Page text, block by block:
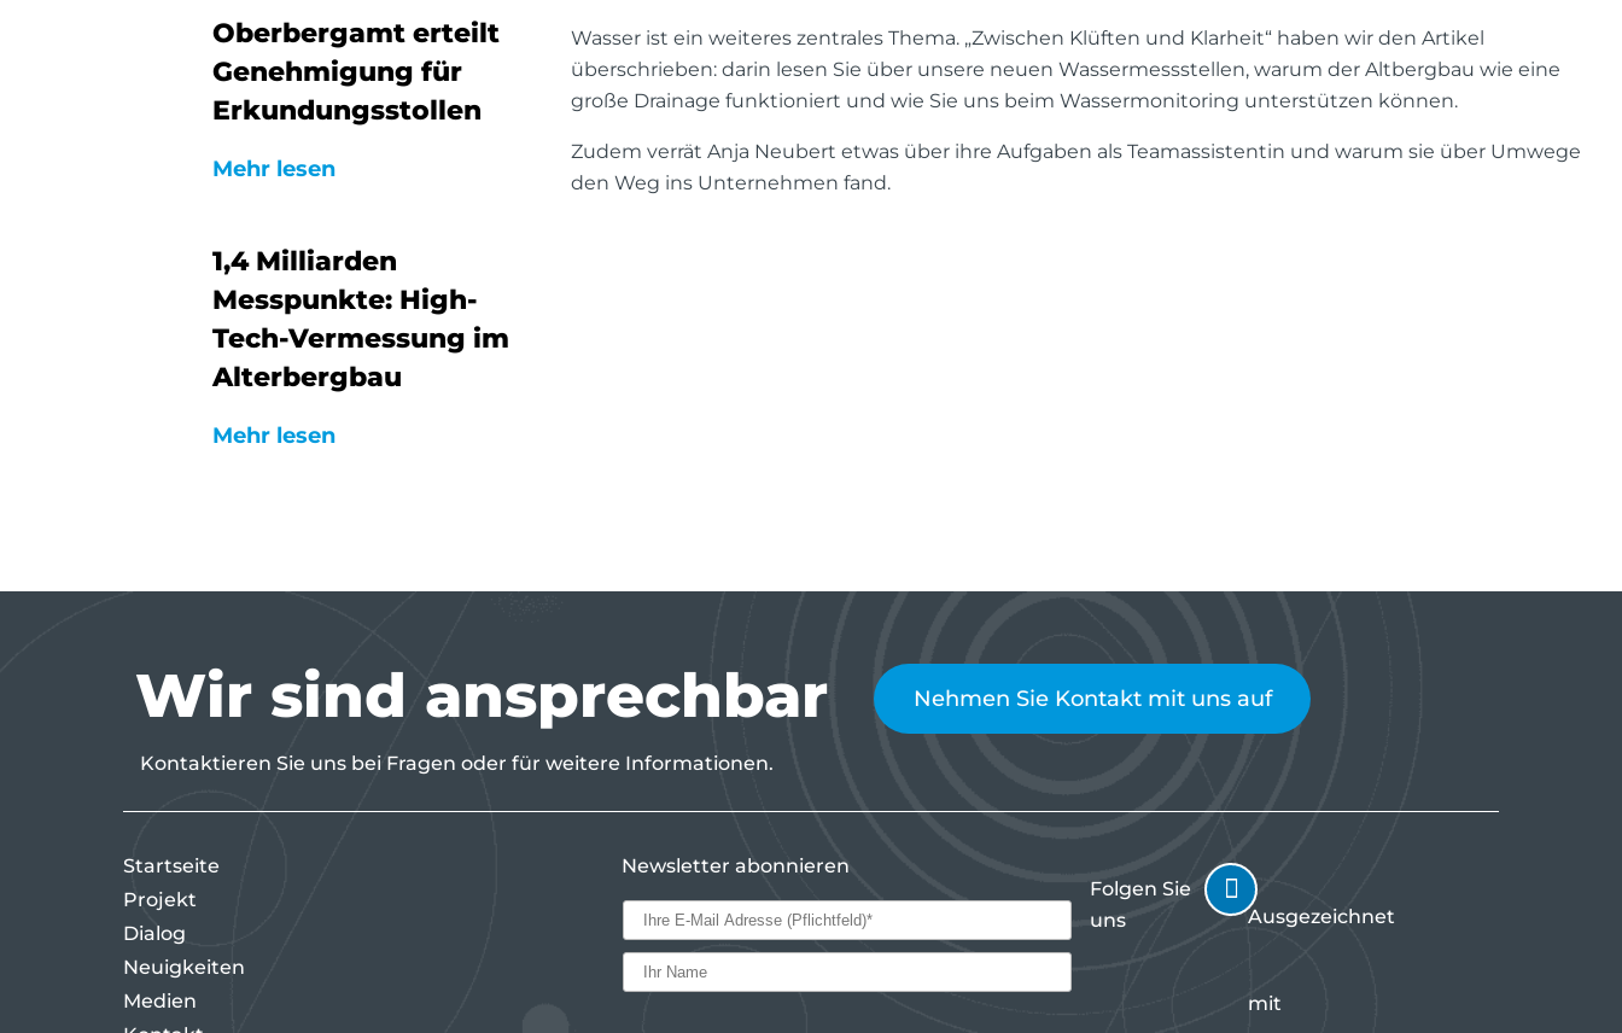
Oberbergamt erteilt
Genehmigung für
Erkundungsstollen
Mehr lesen
1,4 Milliarden
Messpunkte: High-
Tech-Vermessung im
Alterbergbau
Mehr lesen
Wasser ist ein weiteres zentrales Thema. „Zwischen Klüften und Klarheit“ haben wir den Artikel
überschrieben: darin lesen Sie über unsere neuen Wassermessstellen, warum der Altbergbau wie eine
große Drainage funktioniert und wie Sie uns beim Wassermonitoring unterstützen können.
Zudem verrät Anja Neubert etwas über ihre Aufgaben als Teamassistentin und warum sie über Umwege
den Weg ins Unternehmen fand.
Wir sind ansprechbar
Kontaktieren Sie uns bei Fragen oder für weitere Informationen.
Nehmen Sie Kontakt mit uns auf
Startseite
Projekt
Dialog
Neuigkeiten
Medien
Newsletter abonnieren
Folgen Sie
uns
Ausgezeichnet
mit